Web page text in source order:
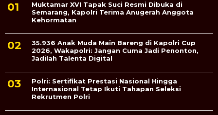
Muktamar XVI Tapak Suci Resmi Dibuka di
Semarang, Kapolri Terima Anugerah Anggota
Kehormatan
35.936 Anak Muda Main Bareng di Kapolri Cup
2026, Wakapolri: Jangan Cuma Jadi Penonton,
Jadilah Talenta Digital
Polri: Sertifikat Prestasi Nasional Hingga
Internasional Tetap Ikuti Tahapan Seleksi
Rekrutmen Polri